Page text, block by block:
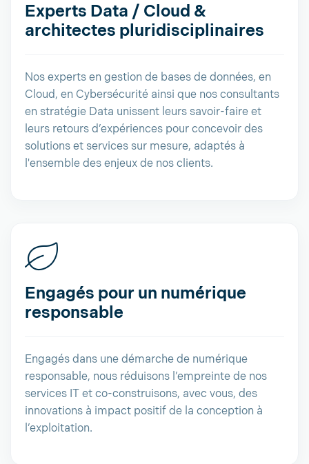
Experts Data / Cloud &
architectes pluridisciplinaires
Nos experts en gestion de bases de données, en
Cloud, en Cybersécurité ainsi que nos consultants
en stratégie Data unissent leurs savoir-faire et
leurs retours d’expériences pour concevoir des
solutions et services sur mesure, adaptés à
l'ensemble des enjeux de nos clients.
Engagés pour un numérique
responsable
Engagés dans une démarche de numérique
responsable, nous réduisons l’empreinte de nos
services IT et co-construisons, avec vous, des
innovations à impact positif de la conception à
l’exploitation.